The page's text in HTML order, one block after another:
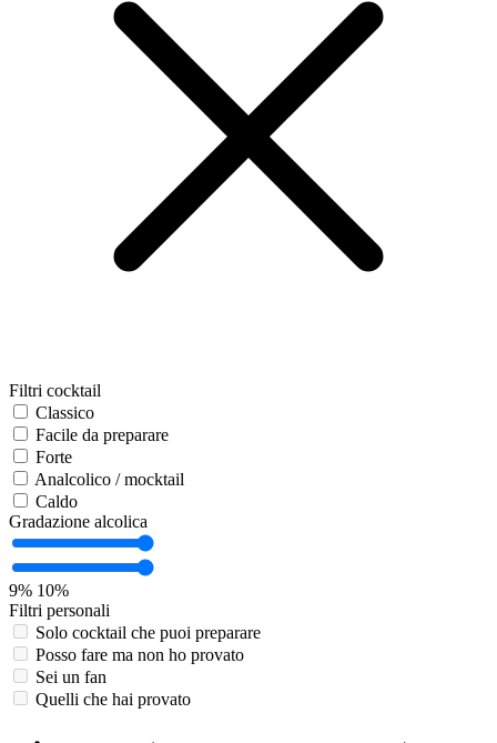
Filtri cocktail
Classico
Facile da preparare
Forte
Analcolico / mocktail
Caldo
Gradazione alcolica
9% 10%
Filtri personali
Solo cocktail che puoi preparare
Posso fare ma non ho provato
Sei un fan
Quelli che hai provato